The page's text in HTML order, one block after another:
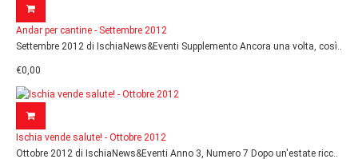
Andar per cantine - Settembre 2012
Settembre 2012 di IschiaNews&Eventi Supplemento Ancora una volta, così..
€0,00
Ischia vende salute! - Ottobre 2012
Ottobre 2012 di IschiaNews&Eventi Anno 3, Numero 7 Dopo un'estate ricc..